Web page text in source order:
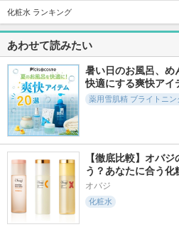
5.8
7415件
ジェノプティクス
インフィニットオー
ラ エッセンス
SK-II
PDRN ヒアル
100 セラム
Anua
5番 白玉グルタチオ
ンCふりかけマスク
化粧水 ランキング
あわせて読みたい
暑い日のお風呂、め
快適にする爽快アイ
薬用雪肌精 ブライトニ
【徹底比較】オバ
う？あなたに合う化
オバジ
化粧水